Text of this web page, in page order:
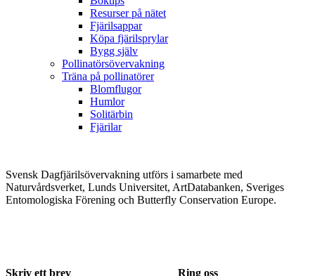
Resurser på nätet
Fjärilsappar
Köpa fjärilsprylar
Bygg själv
Pollinatörsövervakning
Träna på pollinatörer
Blomflugor
Humlor
Solitärbin
Fjärilar
Svensk Dagfjärilsövervakning utförs i samarbete med
Naturvårdsverket, Lunds Universitet, ArtDatabanken, Sveriges
Entomologiska Förening och Butterfly Conservation Europe.
Skriv ett brev Ring oss